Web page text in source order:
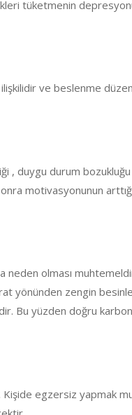
tüketmenin
ve beslenme
, duygu durum
motivasyonunun
olması
yönünden zengin
Bu yüzden doğru
egzersiz yapmak